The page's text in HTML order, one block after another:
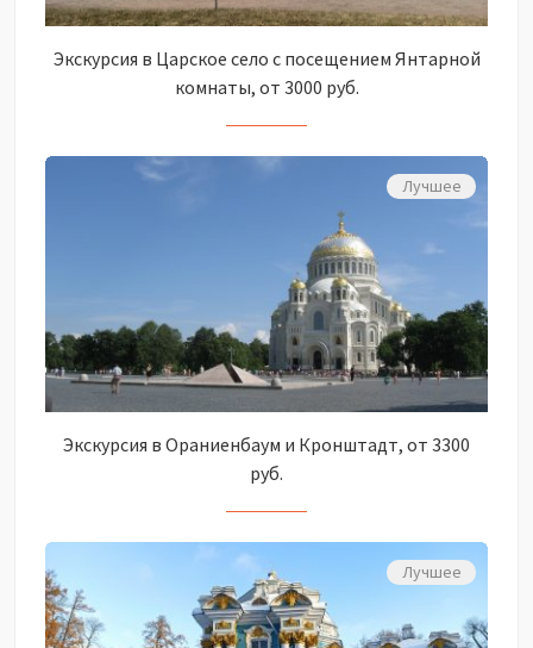
Экскурсия в Царское село с посещением Янтарной
комнаты, от 3000 руб.
Лучшее
Экскурсия в Ораниенбаум и Кронштадт, от 3300
руб.
Лучшее